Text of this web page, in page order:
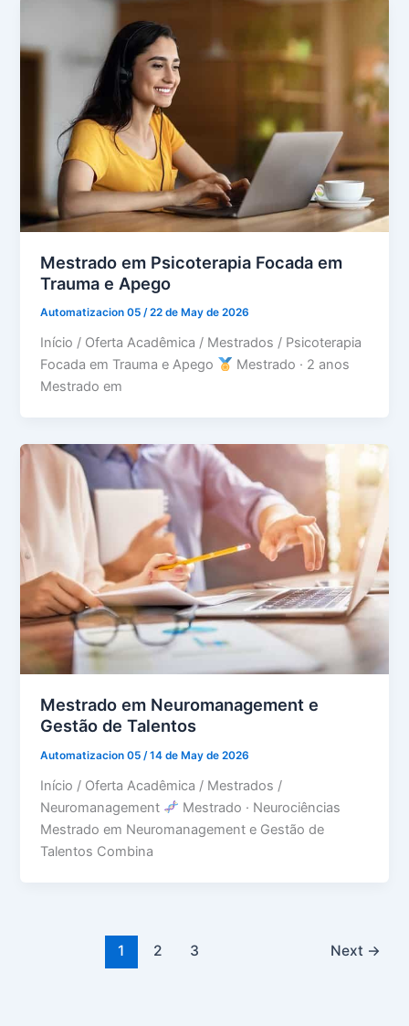
Mestrado em Psicoterapia Focada em
Trauma e Apego
Automatizacion 05/22 de May de 2026
Início / Oferta Acadêmica / Mestrados / Psicoterapia
Focada em Trauma e Apego
Mestrado · 2 anos
Mestrado em
Mestrado em Neuromanagement e
Gestão de Talentos
Automatizacion 05 /14 de May de 2026
Início / Oferta Acadêmica / Mestrados /
Neuromanagement
Mestrado · Neurociências
Mestrado em Neuromanagement e Gestão de
Talentos Combina
1 2 3 Next →